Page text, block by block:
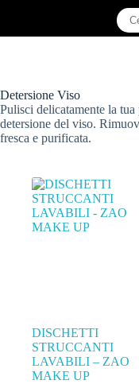
Detersione Viso
Pulisci delicatamente la
detersione del viso.
fresca e purificata.
DISCHETTI
STRUCCANTI
LAVABILI – ZAO
MAKE UP